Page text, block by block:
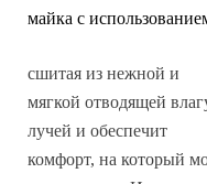
майка с
сшитая из нежной и
мягкой отводящей
лучей и обеспечит
комфорт, на который